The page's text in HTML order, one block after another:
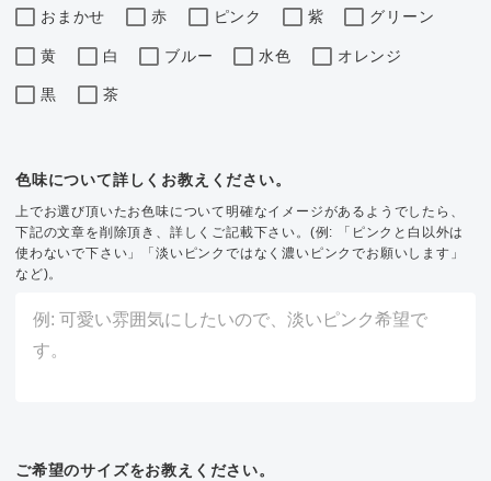
おまかせ 赤 ピンク 紫 グリーン
黄 白 ブルー 水色 オレンジ
黒 茶
色味について詳しくお教えください。
上でお選び頂いたお色味について明確なイメージがあるようでしたら、
下記の文章を削除頂き、詳しくご記載下さい。(例: 「ピンクと白以外は
使わないで下さい」「淡いピンクではなく濃いピンクでお願いします」
など)。
ご希望のサイズをお教えください。